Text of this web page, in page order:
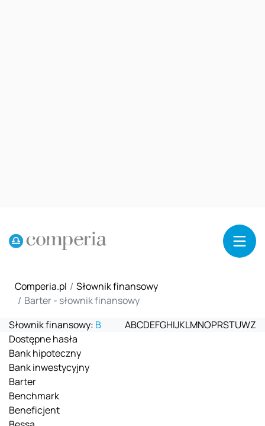
Comperia.pl
Słownik finansowy
Barter - słownik finansowy
Słownik finansowy: B ABCDEFGHIJKLMNOPRSTUWZ
Dostępne hasła
Bank hipoteczny
Bank inwestycyjny
Barter
Benchmark
Beneficjent